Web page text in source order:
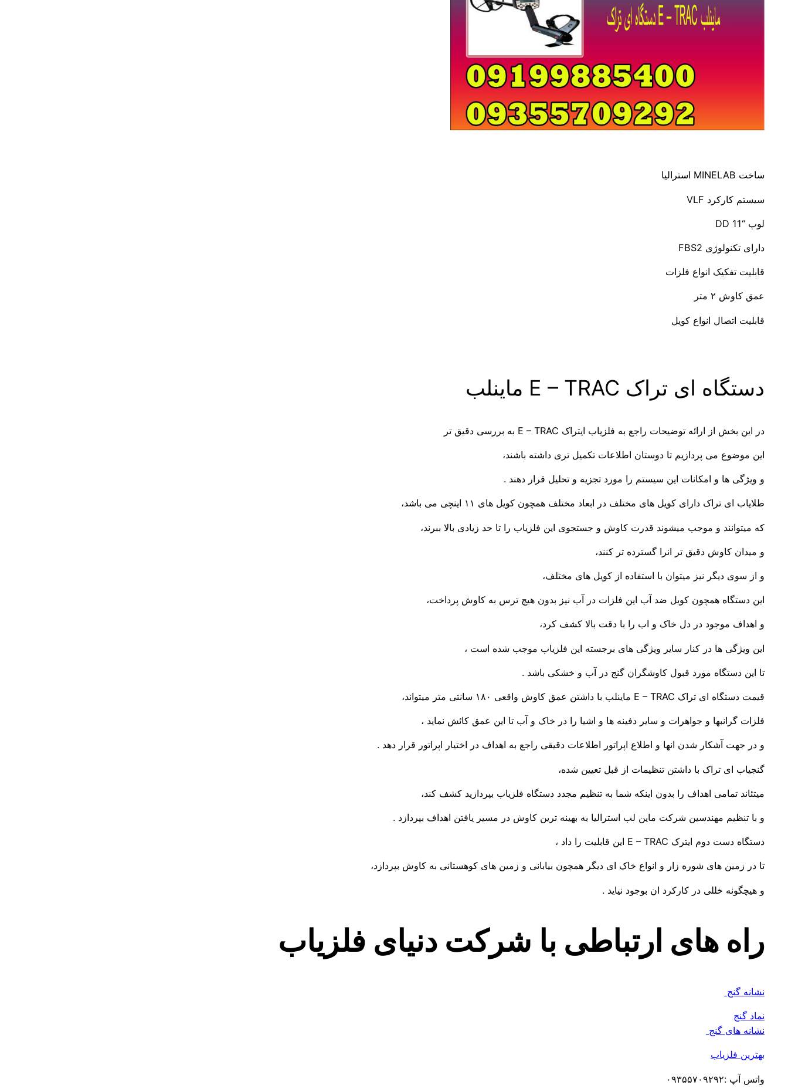
ساخت MINELAB استرالیا
سیستم کارکرد VLF
لوپ “DD 11
دارای تکنولوژی FBS2
قابلیت تفکیک انواع فلزات
عمق کاوش ۲ متر
قابلیت اتصال انواع کویل
دستگاه ای تراک E – TRAC ماینلب
در این بخش از ارائه توضیحات راجع به فلزیاب ایتراک E – TRAC به بررسی دقیق تر
این موضوع می پردازیم تا دوستان اطلاعات تکمیل تری داشته باشند،
و ویژگی ها و امکانات این سیستم را مورد تجزیه و تحلیل قرار دهند .
طلایاب ای تراک دارای کویل های مختلف در ابعاد مختلف همچون کویل های ۱۱ اینچی می باشد،
که میتوانند و موجب میشوند قدرت کاوش و جستجوی این فلزیاب را تا حد زیادی بالا ببرند،
و میدان کاوش دقیق تر انرا گسترده تر کنند،
و از سوی دیگر نیز میتوان با استفاده از کویل های مختلف،
این دستگاه همچون کویل ضد آب این فلزات در آب نیز بدون هیچ ترس به کاوش پرداخت،
و اهداف موجود در دل خاک و اب را با دقت بالا کشف کرد،
این ویژگی ها در کنار سایر ویژگی های برجسته این فلزیاب موجب شده است ،
تا این دستگاه مورد قبول کاوشگران گنج در آب و خشکی باشد .
قیمت دستگاه ای تراک E – TRAC ماینلب با داشتن عمق کاوش واقعی ۱۸۰ سانتی متر میتواند،
فلزات گرانبها و جواهرات و سایر دفینه ها و اشیا را در خاک و آب تا این عمق کائش نماید ،
و در جهت آشکار شدن انها و اطلاع اپراتور اطلاعات دقیقی راجع به اهداف در اختیار اپراتور قرار دهد .
گنجیاب ای تراک با داشتن تنظیمات از قبل تعیین شده،
میتئاند تمامی اهداف را بدون اینکه شما به تنظیم مجدد دستگاه فلزیاب بپردازید کشف کند،
و با تنظیم مهندسین شرکت ماین لب استرالیا به بهینه ترین کاوش در مسیر یافتن اهداف بپردازد .
دستگاه دست دوم ایترک E – TRAC این قابلیت را داد ،
تا در زمین های شوره زار و انواع خاک ای دیگر همچون بیابانی و زمین های کوهستانی به کاوش بپردازد،
و هیچگونه خللی در کارکرد ان بوجود نیاید .
راه های ارتباطی با شرکت دنیای فلزیاب
نشانه گنج
نماد گنج
نشانه های گنج
بهترین فلزیاب
واتس آپ :۰۹۳۵۵۷۰۹۲۹۲